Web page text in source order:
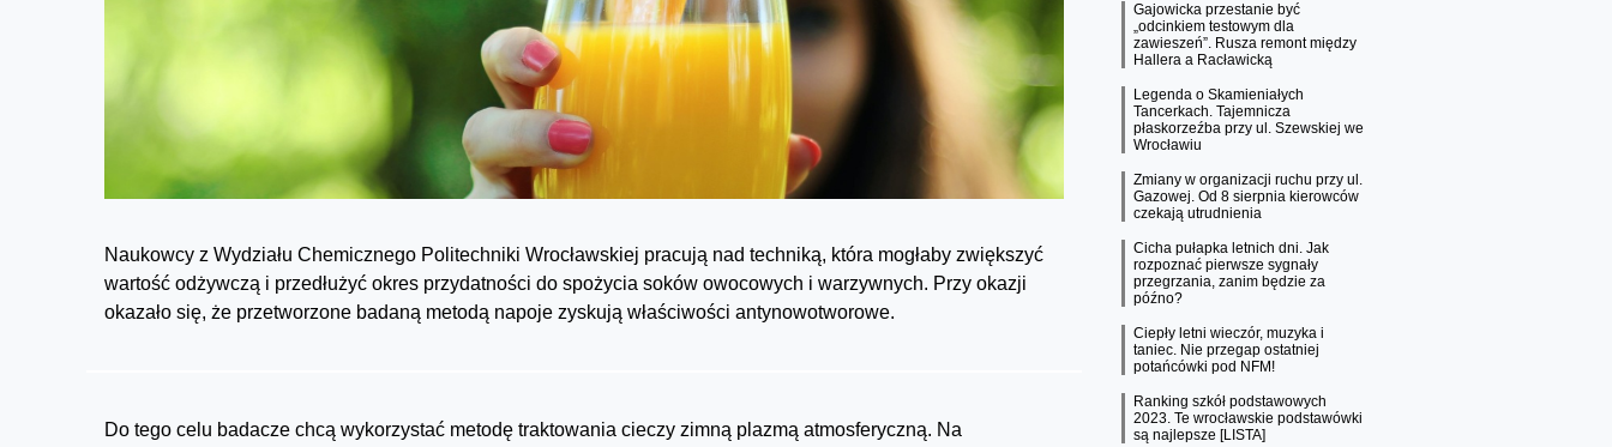
Naukowcy z Wydziału Chemicznego Politechniki Wrocławskiej pracują nad techniką, która mogłaby zwiększyć
wartość odżywczą i przedłużyć okres przydatności do spożycia soków owocowych i warzywnych. Przy okazji
okazało się, że przetworzone badaną metodą napoje zyskują właściwości antynowotworowe.
Do tego celu badacze chcą wykorzystać metodę traktowania cieczy zimną plazmą atmosferyczną. Na
Gajowicka przestanie być
„odcinkiem testowym dla
zawieszeń”. Rusza remont między
Hallera a Racławicką
Legenda o Skamieniałych
Tancerkach. Tajemnicza
płaskorzeźba przy ul. Szewskiej we
Wrocławiu
Zmiany w organizacji ruchu przy ul.
Gazowej. Od 8 sierpnia kierowców
czekają utrudnienia
Cicha pułapka letnich dni. Jak
rozpoznać pierwsze sygnały
przegrzania, zanim będzie za
późno?
Ciepły letni wieczór, muzyka i
taniec. Nie przegap ostatniej
potańcówki pod NFM!
Ranking szkół podstawowych
2023. Te wrocławskie podstawówki
są najlepsze [LISTA]